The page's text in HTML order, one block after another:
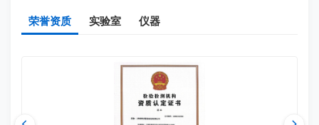
荣誉资质 实验室 仪器